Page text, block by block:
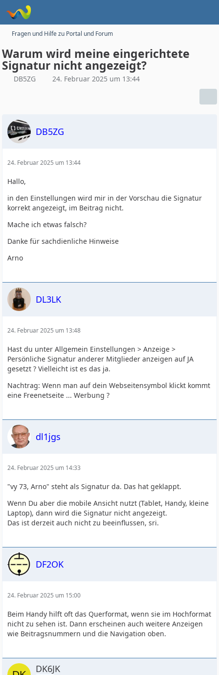
Fragen und Hilfe zu Portal und Forum
Warum wird meine eingerichtete
Signatur nicht angezeigt?
DB5ZG 24. Februar 2025 um 13:44
DB5ZG
24. Februar 2025 um 13:44
Hallo,
in den Einstellungen wird mir in der Vorschau die Signatur
korrekt angezeigt, im Beitrag nicht.
Mache ich etwas falsch?
Danke für sachdienliche Hinweise
Arno
DL3LK
24. Februar 2025 um 13:48
Hast du unter Allgemein Einstellungen > Anzeige >
Persönliche Signatur anderer Mitglieder anzeigen auf JA
gesetzt ? Vielleicht ist es das ja.
Nachtrag: Wenn man auf dein Webseitensymbol klickt kommt
eine Freenetseite ... Werbung ?
dl1jgs
24. Februar 2025 um 14:33
"vy 73, Arno" steht als Signatur da. Das hat geklappt.
Wenn Du aber die mobile Ansicht nutzt (Tablet, Handy, kleine
Laptop), dann wird die Signatur nicht angezeigt.
Das ist derzeit auch nicht zu beeinflussen, sri.
DF2OK
24. Februar 2025 um 15:00
Beim Handy hilft oft das Querformat, wenn sie im Hochformat
nicht zu sehen ist. Dann erscheinen auch weitere Anzeigen
wie Beitragsnummern und die Navigation oben.
DK6JK